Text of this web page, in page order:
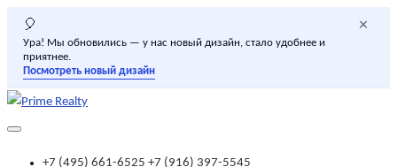
🎈
Ура! Мы обновились — у нас новый дизайн, стало удобнее и
приятнее.
Посмотреть новый дизайн
×
+7 (495) 661-6525 +7 (916) 397-5545